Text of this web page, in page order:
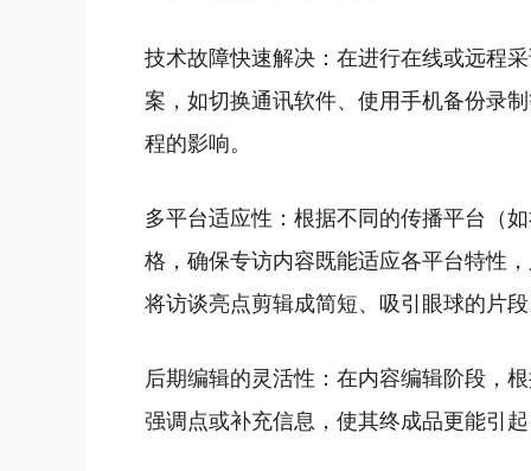
技术故障快速解决：在进行在线或远程
案，如切换通讯软件、使用手机备份录
程的影响。
多平台适应性：根据不同的传播平台（
格，确保专访内容既能适应各平台特性
将访谈亮点剪辑成简短、吸引眼球的片
后期编辑的灵活性：在内容编辑阶段，
强调点或补充信息，使其终成品更能引